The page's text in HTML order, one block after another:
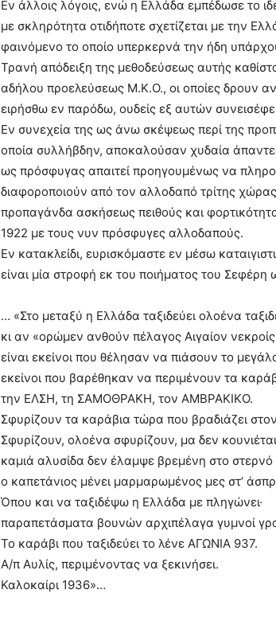
Εν άλλοις λόγοις, ενώ η Ελλάδα εμπέδωσε το
με σκληρότητα οτιδήποτε σχετίζεται με την
φαινόμενο το οποίο υπερκερνά την ήδη
Τρανή απόδειξη της μεθοδεύσεως αυτής
αδήλου προελεύσεως Μ.Κ.Ο., οι οποίες δρουν
ειρήσθω εν παρόδω, ουδείς εξ αυτών
Εν συνεχεία της ως άνω σκέψεως περί της
οποία συλλήβδην, αποκαλούσαν χυδαία
ως πρόσφυγας απαιτεί προηγουμένως να
διαφοροποιούν από τον αλλοδαπό τρίτης
προπαγάνδα ασκήσεως πειθούς και
1922 με τους νυν πρόσφυγες αλλοδαπούς.
Εν κατακλείδι, ευρισκόμαστε εν μέσω
είναι μία στροφή εκ του ποιήματος του
… «Στο μεταξύ η Ελλάδα ταξιδεύει ολοένα
κι αν «ορώμεν ανθούν πέλαγος Αιγαίον
είναι εκείνοι που θέλησαν να πιάσουν το
εκείνοι που βαρέθηκαν να περιμένουν τα
την ΕΛΣΗ, τη ΣΑΜOΘΡΑΚΗ, τον ΑΜΒΡΑΚΙΚO.
Σφυρίζουν τα καράβια τώρα που βραδιάζει
Σφυρίζουν, ολοένα σφυρίζουν, μα δεν
καμιά αλυσίδα δεν έλαμψε βρεμένη στο
ο καπετάνιος μένει μαρμαρωμένος μες στ’
Όπου και να ταξιδέψω η Ελλάδα με πληγώνει·
παραπετάσματα βουνών αρχιπέλαγα γυμνοί
Το καράβι που ταξιδεύει το λένε ΑΓΩΝΙΑ 937.
Α/π Αυλίς, περιμένοντας να ξεκινήσει.
Καλοκαίρι 1936»…